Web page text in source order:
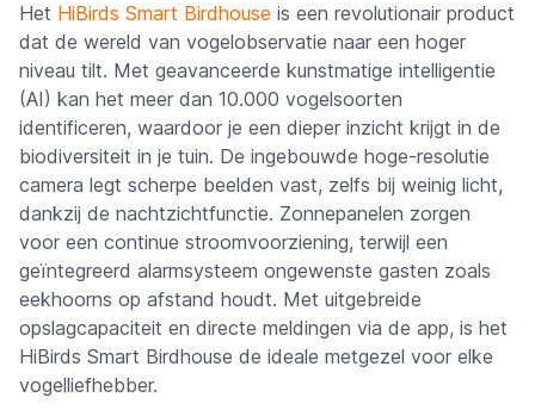
Het HiBirds Smart Birdhouse is een revolutionair product
dat de wereld van vogelobservatie naar een hoger
niveau tilt. Met geavanceerde kunstmatige intelligentie
(AI) kan het meer dan 10.000 vogelsoorten
identificeren, waardoor je een dieper inzicht krijgt in de
biodiversiteit in je tuin. De ingebouwde hoge-resolutie
camera legt scherpe beelden vast, zelfs bij weinig licht,
dankzij de nachtzichtfunctie. Zonnepanelen zorgen
voor een continue stroomvoorziening, terwijl een
geïntegreerd alarmsysteem ongewenste gasten zoals
eekhoorns op afstand houdt. Met uitgebreide
opslagcapaciteit en directe meldingen via de app, is het
HiBirds Smart Birdhouse de ideale metgezel voor elke
vogelliefhebber.